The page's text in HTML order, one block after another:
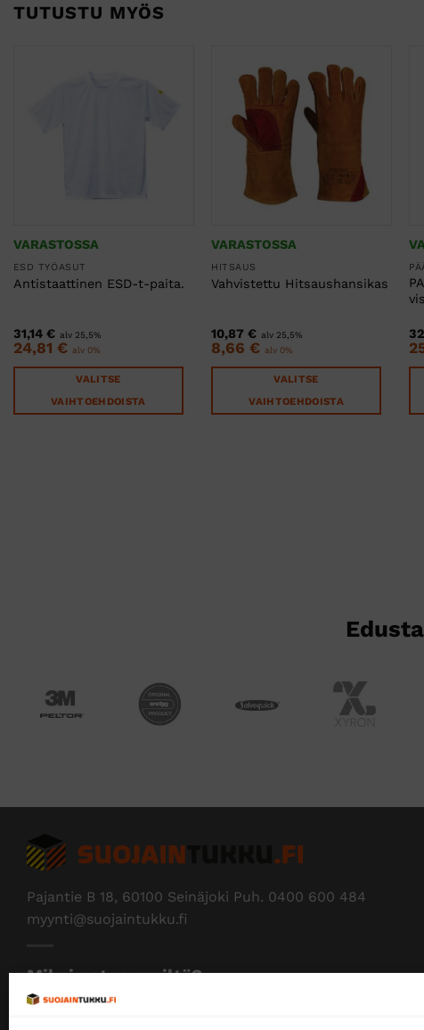
TUTUSTU MYÖS
VARASTOSSA
ESD TYÖASUT
Antistaattinen ESD-t-paita.
31,14 € alv 25,5%
24,81 € alv 0%
VALITSE
VAIHTOEHDOISTA
VARASTOSSA
HITSAUS
Vahvistettu Hitsaushansikas
10,87€ alv 25,5%
8,66€ alv 0%
VALITSE
VAIHTOEHDOISTA
Pajantie B 18, 60100 Seinäjoki Puh. 0400 600 484
myynti@suojaintukku.fi
Miksi ostaa meiltä?